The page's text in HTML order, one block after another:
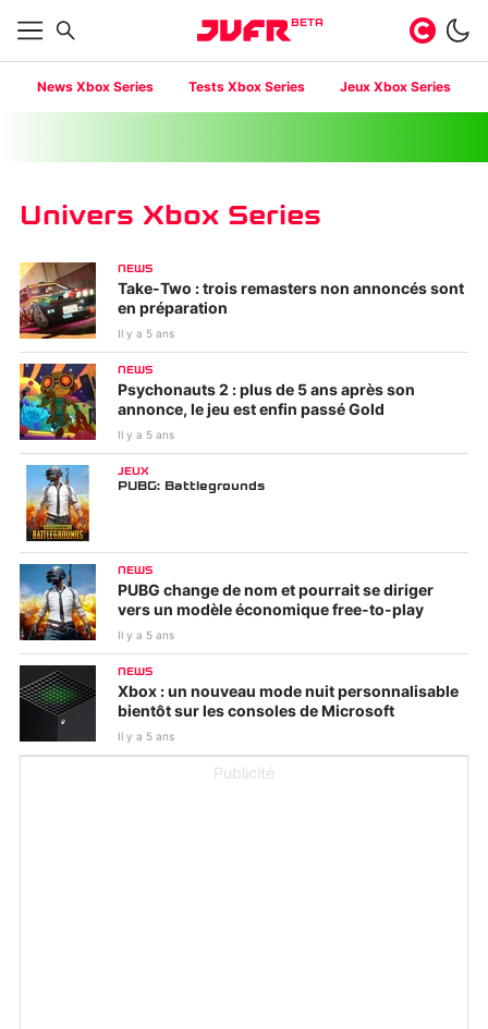
BETA
News Xbox Series Tests Xbox Series Jeux Xbox Series
Univers Xbox Series
NEWS
Take-Two : trois remasters non annoncés sont
en préparation
Il y a 5 ans
NEWS
Psychonauts 2 : plus de 5 ans après son
annonce, le jeu est enfin passé Gold
Il y a 5 ans
JEUX
PUBG: Battlegrounds
NEWS
PUBG change de nom et pourrait se diriger
vers un modèle économique free-to-play
Il y a 5 ans
NEWS
Xbox : un nouveau mode nuit personnalisable
bientôt sur les consoles de Microsoft
Il y a 5 ans
Publicité